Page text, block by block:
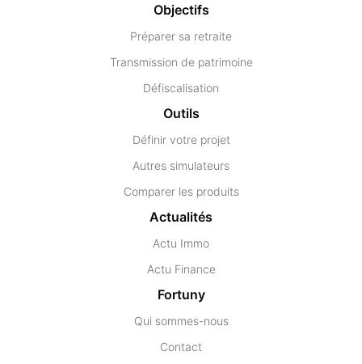
Objectifs
Préparer sa retraite
Transmission de patrimoine
Défiscalisation
Outils
Définir votre projet
Autres simulateurs
Comparer les produits
Actualités
Actu Immo
Actu Finance
Fortuny
Qui sommes-nous
Contact